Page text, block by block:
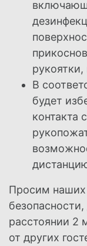
В
будет
контакта
Просим наших
расстоянии 2
от других